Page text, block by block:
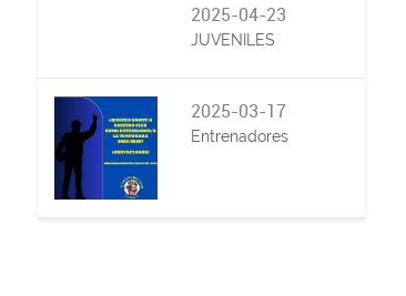
2025-04-23
JUVENILES
2025-03-17
Entrenadores